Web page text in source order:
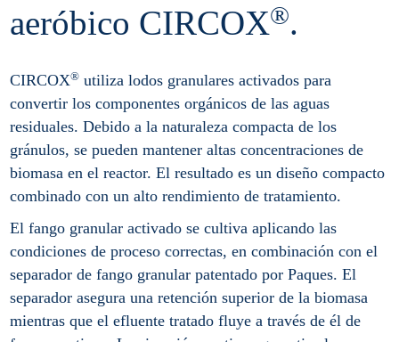
aeróbico CIRCOX®.
CIRCOX® utiliza lodos granulares activados para
convertir los componentes orgánicos de las aguas
residuales. Debido a la naturaleza compacta de los
gránulos, se pueden mantener altas concentraciones de
biomasa en el reactor. El resultado es un diseño compacto
combinado con un alto rendimiento de tratamiento.
El fango granular activado se cultiva aplicando las
condiciones de proceso correctas, en combinación con el
separador de fango granular patentado por Paques. El
separador asegura una retención superior de la biomasa
mientras que el efluente tratado fluye a través de él de